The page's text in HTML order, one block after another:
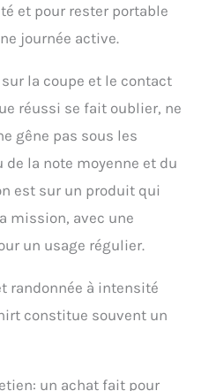
et pour rester portable
journée active.
la coupe et le contact
réussi se fait oublier, ne
gêne pas sous les
de la note moyenne et du
est sur un produit qui
mission, avec une
un usage régulier.
randonnée à intensité
constitue souvent un
un achat fait pour